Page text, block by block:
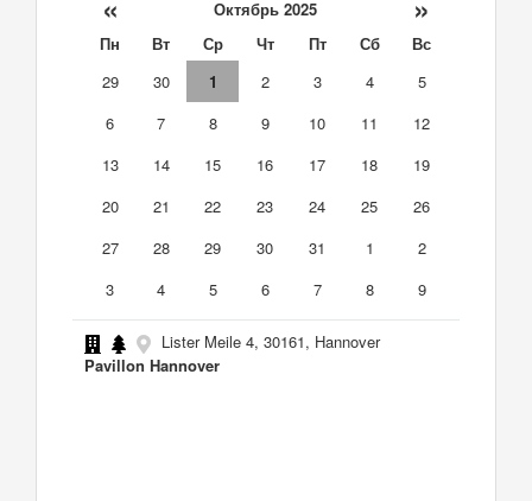
Октябрь 2025
Пн Вт Ср Чт Пт Сб
Вс
29
30 1 2 3 4
5
6
7 8 9 10 11
12
13
14 15 16 17 18
19
20
21 22 23 24 25
26
27
28 29 30 31 1
2
3
4 5 6 7 8 9
Lister Meile 4, 30161, Hannover
Pavillon Hannover